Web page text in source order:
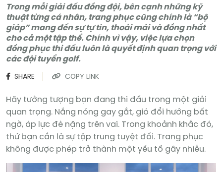
Trong mỗi giải đấu đồng đội, bên cạnh những kỹ
thuật từng cá nhân, trang phục cũng chính là “bộ
giáp” mang đến sự tự tin, thoải mái và đồng nhất
cho cả một tập thể. Chính vì vậy, việc lựa chọn
đồng phục thi đấu luôn là quyết định quan trọng với
các đội tuyển golf.
SHARE COPY LINK
Hãy tưởng tượng bạn đang thi đấu trong một giải
quan trọng. Nắng nóng gay gắt, gió đổi hướng bất
ngờ, áp lực đè nặng trên vai. Trong khoảnh khắc đó,
thứ bạn cần là sự tập trung tuyệt đối. Trang phục
không được phép trở thành một yếu tố gây nhiễu.